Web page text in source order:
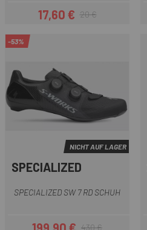
Preis
17,60 €Regulärer Preis
20 €
-53%
NICHT AUF LAGER
SPECIALIZED
SPECIALIZED SW 7 RD SCHUH
430 €